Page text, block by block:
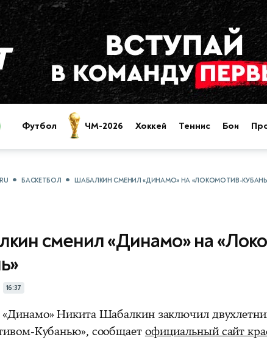
Футбол ЧМ-2026 Хоккей Теннис Бои
БАСКЕТБОЛ ШАБАЛКИН СМЕНИЛ «ДИНАМО» НА «ЛОКОМОТИВ-
сменил «Динамо» на
16:37
Никита Шабалкин заключил
Кубанью», сообщаетофициальный сайт